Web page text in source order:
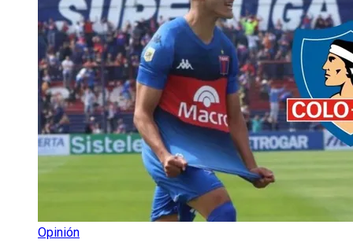
Opinión